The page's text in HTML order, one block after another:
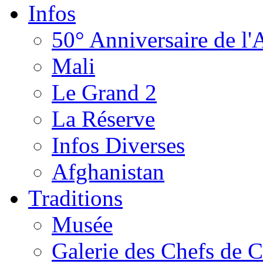
Infos
50° Anniversaire de
Mali
Le Grand 2
La Réserve
Infos Diverses
Afghanistan
Traditions
Musée
Galerie des Chefs de